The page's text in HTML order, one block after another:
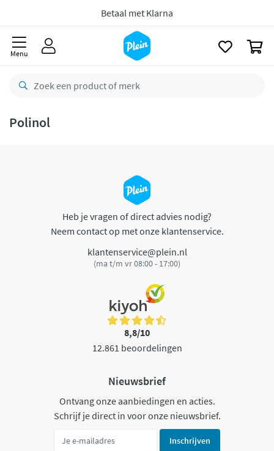
Betaal met Klarna
Menu
Polinol
Heb je vragen of direct advies nodig?
Neem contact op met onze klantenservice.
klantenservice@plein.nl
(ma t/m vr 08:00 - 17:00)
8,8/10
12.861 beoordelingen
Nieuwsbrief
Ontvang onze aanbiedingen en acties.
Schrijf je direct in voor onze nieuwsbrief.
Inschrijven